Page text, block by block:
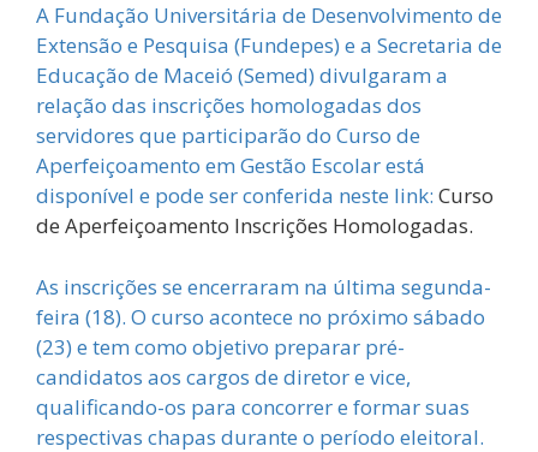
A Fundação Universitária de Desenvolvimento de
Extensão e Pesquisa (Fundepes) e a Secretaria de
Educação de Maceió (Semed) divulgaram a
relação das inscrições homologadas dos
servidores que participarão do Curso de
Aperfeiçoamento em Gestão Escolar está
disponível e pode ser conferida neste link: Curso
de Aperfeiçoamento Inscrições Homologadas.
As inscrições se encerraram na última segunda-
feira (18). O curso acontece no próximo sábado
(23) e tem como objetivo preparar pré-
candidatos aos cargos de diretor e vice,
qualificando-os para concorrer e formar suas
respectivas chapas durante o período eleitoral.